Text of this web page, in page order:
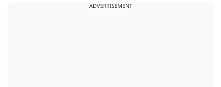
ADVERTISEMENT